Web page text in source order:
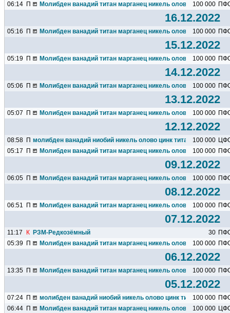
06:14 П Молибден ванадий титан марганец никель олово кремний
100 000
16.12.2022
05:16 П Молибден ванадий титан марганец никель олово кремний
100 000
15.12.2022
05:19 П Молибден ванадий титан марганец никель олово кремний
100 000
14.12.2022
05:06 П Молибден ванадий титан марганец никель олово кремний
100 000
13.12.2022
05:07 П Молибден ванадий титан марганец никель олово кремний
100 000
12.12.2022
08:58 П молибден ванадий ниобий никель олово цинк титан марганец
100 000
05:17
П Молибден ванадий титан марганец никель олово кремний
100 000
09.12.2022
06:05 П Молибден ванадий титан марганец никель олово кремний
100 000
08.12.2022
06:51 П Молибден ванадий титан марганец никель олово кремний
100 000
07.12.2022
11:17 К РЗМ-Редкозёмный 30
05:39 П Молибден ванадий титан марганец никель олово кремний
100 000
06.12.2022
13:35 П Молибден ванадий титан марганец никель олово кремний
100 000
05.12.2022
07:24 П молибден ванадий ниобий никель олово цинк титан марганец
100 000
06:44 П Молибден ванадий титан марганец никель олово кремний
100 000